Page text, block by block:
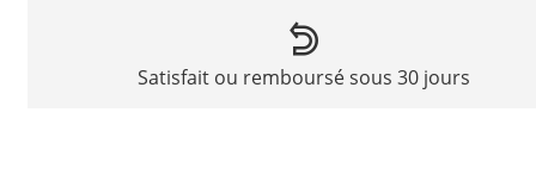
Satisfait ou remboursé sous 30 jours